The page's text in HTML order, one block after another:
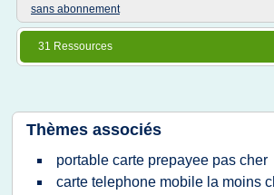
sans abonnement
31 Ressources
Thèmes associés
portable carte prepayee pas cher
carte telephone mobile la moins